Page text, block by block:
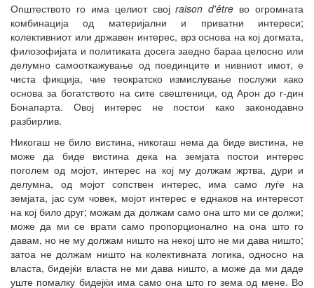
Општеството го има целиот својraison d'être во огромната
комбинација од материјални и приватни интереси;
колективниот или државен интерес, врз основа на кој догмата,
филозофијата и политиката досега заедно бараа целосно или
делумно самооткажување од поединците и нивниот имот, е
чиста фикција, чие теократско измислување послужи како
основа за богатството на сите свештеници, од Арон до г-дин
Бонапарта. Овој интерес не постои како законодавно
разбирлив.
Никогаш не било вистина, никогаш нема да биде вистина, не
може да биде вистина дека на земјата постои интерес
поголем од мојот, интерес на кој му должам жртва, дури и
делумна, од мојот сопствен интерес, има само луѓе на
земјата, јас сум човек, мојот интерес е еднаков на интересот
на кој било друг; можам да должам само она што ми се должи;
може да ми се врати само пропорционално на она што го
давам, но не му должам ништо на некој што не ми дава ништо;
затоа не должам ништо на колективната логика, односно на
власта, бидејќи власта не ми дава ништо, а може да ми даде
уште помалку бидејќи има само она што го зема од мене. Во